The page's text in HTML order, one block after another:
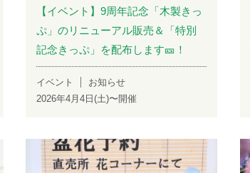
【イベント】9周年記念「木製きっ
ぷ」のリニューアル販売＆「特別
記念きっぷ」を配布します🎫！
イベント
お知らせ
2026年4月4日(土)〜開催